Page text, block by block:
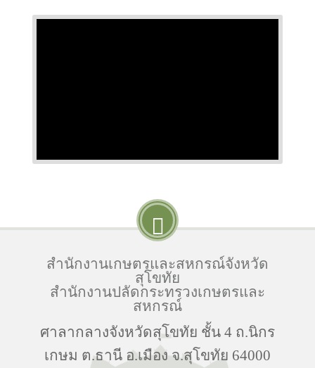
สำนักงานเกษตรและสหกรณ์จังหวัด
สุโขทัย
สำนักงานปลัดกระทรวงเกษตรและ
สหกรณ์
ศาลากลางจังหวัดสุโขทัย ชั้น 4 ถ.นิกร
เกษม ต.ธานี อ.เมือง จ.สุโขทัย 64000